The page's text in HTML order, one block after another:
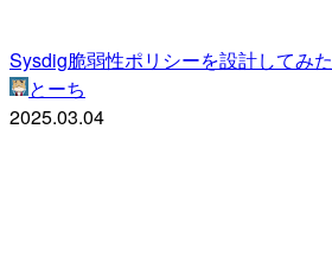
Sysdig脆弱性ポリシーを設計してみた
とーち
2025.03.04